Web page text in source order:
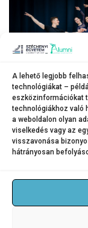
A lehető legjobb
technológiákat –
eszközinformációkat
technológiákhoz való
a weboldalon olyan
viselkedés vagy az
visszavonása
hátrányosan
A klasszikus balett
KATEGÓRIA:HÍREK